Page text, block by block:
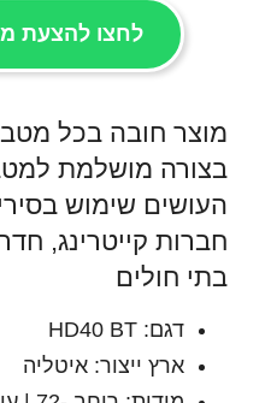
לחצו להצעת
מוצר חובה בכל
בצורה מושלמת
העושים שימוש
חברות קייטרינג,
בתי חולים
דגם: HD40 BT
ארץ ייצור: איטליה